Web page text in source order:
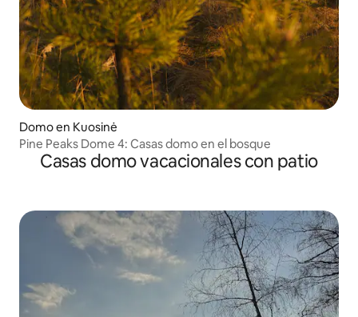
Domo en Kuosinė
Pine Peaks Dome 4: Casas domo en el bosque
Casas domo vacacionales con patio